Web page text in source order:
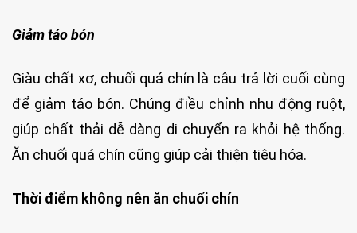
Giảm táo bón
Giàu chất xơ, chuối quá chín là câu trả lời cuối cùng
để giảm táo bón. Chúng điều chỉnh nhu động ruột,
giúp chất thải dễ dàng di chuyển ra khỏi hệ thống.
Ăn chuối quá chín cũng giúp cải thiện tiêu hóa.
Thời điểm không nên ăn chuối chín